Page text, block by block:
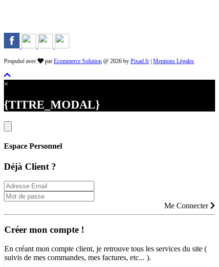
Propulsé avec par Ecommerce Solution @ 2026 by Pixad.fr Mentions Légales
×
{TITRE_MODAL}
Espace Personnel
Déjà Client ?
Me Connecter
Créer mon compte !
En créant mon compte client, je retrouve tous les services du site (
suivis de mes commandes, mes factures, etc... ).